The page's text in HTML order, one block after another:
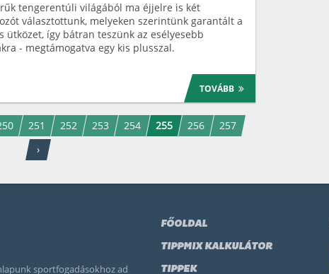
tengerentúli világából ma éjjelre is két
választottunk, melyeken szerintünk garantált a
ütközet, így bátran teszünk az esélyesebb
- megtámogatva egy kis plusszal.
TOVÁBB
251 252 253 254 255 256
257
›
sportfogadásokhoz ad
FŐOLDAL
TIPPMIX KALKULÁTOR
TIPPEK